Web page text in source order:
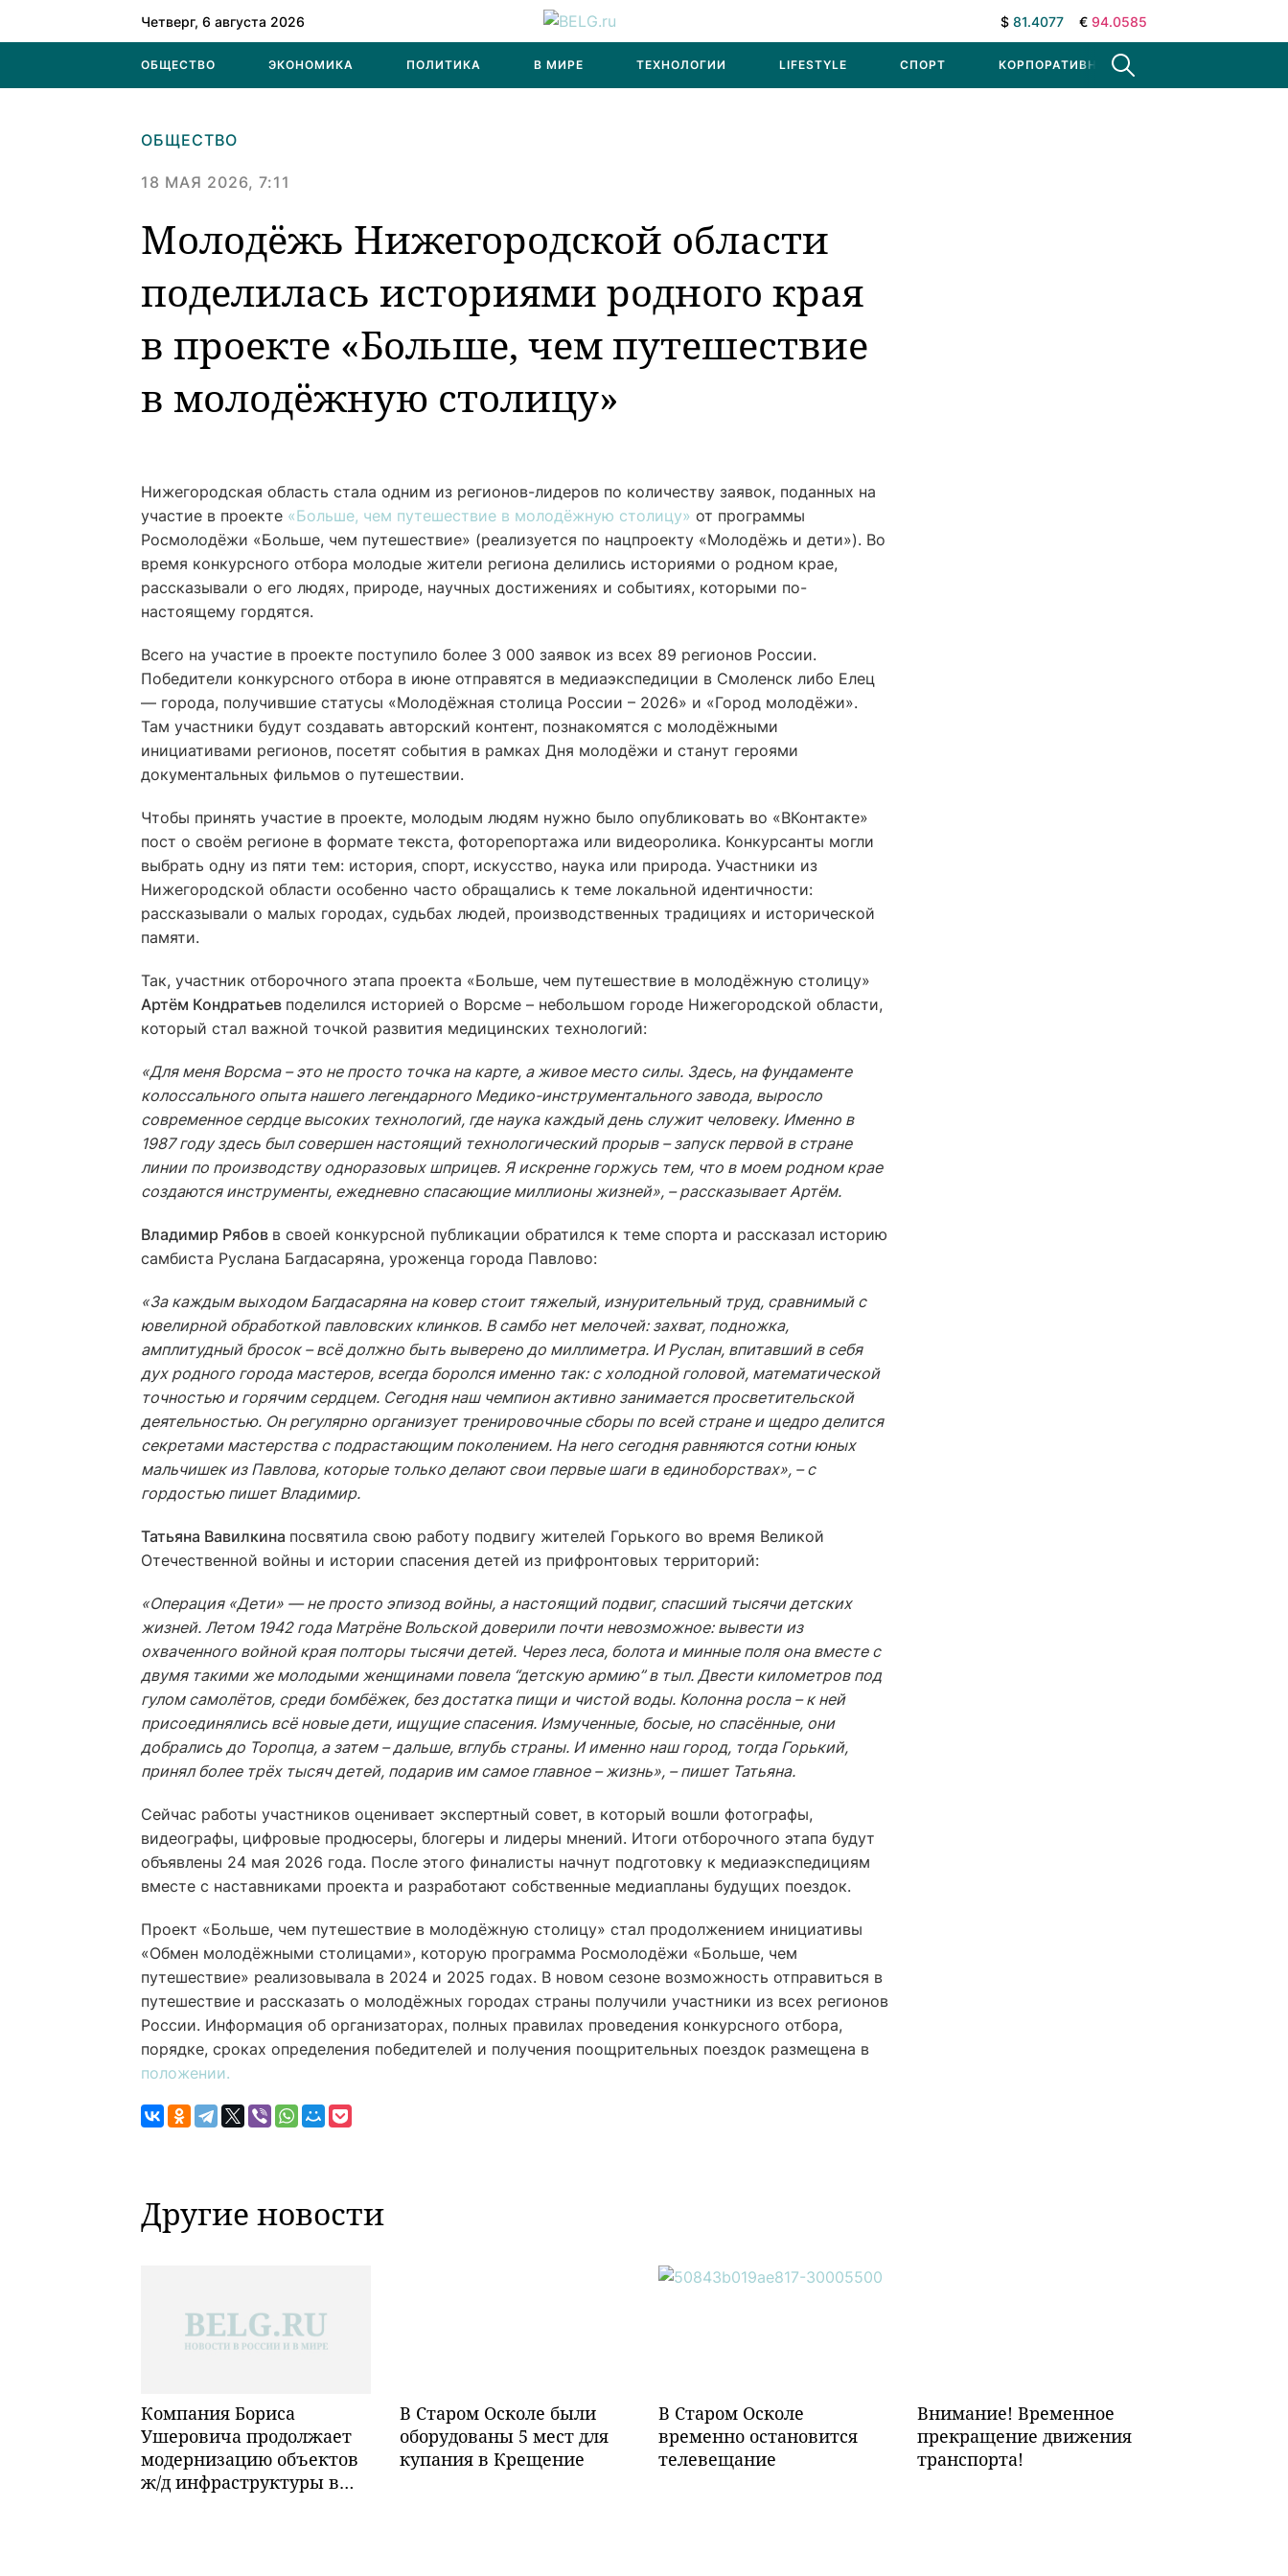
Четверг, 6 августа 2026 $ 81.4077 € 94.0585
ОБЩЕСТВО ЭКОНОМИКА ПОЛИТИКА В МИРЕ ТЕХНОЛОГИИ LIFESTYLE СПОРТ КОРПОРАТИВНЫЕ НОВОСТИ
ОБЩЕСТВО
18 МАЯ 2026, 7:11
Молодёжь Нижегородской области
поделилась историями родного края
в проекте «Больше, чем путешествие
в молодёжную столицу»
Нижегородская область стала одним из регионов-лидеров по количеству заявок, поданных на
участие в проекте «Больше, чем путешествие в молодёжную столицу» от программы
Росмолодёжи «Больше, чем путешествие» (реализуется по нацпроекту «Молодёжь и дети»). Во
время конкурсного отбора молодые жители региона делились историями о родном крае,
рассказывали о его людях, природе, научных достижениях и событиях, которыми по-
настоящему гордятся.
Всего на участие в проекте поступило более 3 000 заявок из всех 89 регионов России.
Победители конкурсного отбора в июне отправятся в медиаэкспедиции в Смоленск либо Елец
— города, получившие статусы «Молодёжная столица России – 2026» и «Город молодёжи».
Там участники будут создавать авторский контент, познакомятся с молодёжными
инициативами регионов, посетят события в рамках Дня молодёжи и станут героями
документальных фильмов о путешествии.
Чтобы принять участие в проекте, молодым людям нужно было опубликовать во «ВКонтакте»
пост о своём регионе в формате текста, фоторепортажа или видеоролика. Конкурсанты могли
выбрать одну из пяти тем: история, спорт, искусство, наука или природа. Участники из
Нижегородской области особенно часто обращались к теме локальной идентичности:
рассказывали о малых городах, судьбах людей, производственных традициях и исторической
памяти.
Так, участник отборочного этапа проекта «Больше, чем путешествие в молодёжную столицу»
Артём Кондратьев поделился историей о Ворсме – небольшом городе Нижегородской области,
который стал важной точкой развития медицинских технологий:
«Для меня Ворсма – это не просто точка на карте, а живое место силы. Здесь, на фундаменте
колоссального опыта нашего легендарного Медико-инструментального завода, выросло
современное сердце высоких технологий, где наука каждый день служит человеку. Именно в
1987 году здесь был совершен настоящий технологический прорыв – запуск первой в стране
линии по производству одноразовых шприцев. Я искренне горжусь тем, что в моем родном крае
создаются инструменты, ежедневно спасающие миллионы жизней», – рассказывает Артём.
Владимир Рябов в своей конкурсной публикации обратился к теме спорта и рассказал историю
самбиста Руслана Багдасаряна, уроженца города Павлово:
«За каждым выходом Багдасаряна на ковер стоит тяжелый, изнурительный труд, сравнимый с
ювелирной обработкой павловских клинков. В самбо нет мелочей: захват, подножка,
амплитудный бросок – всё должно быть выверено до миллиметра. И Руслан, впитавший в себя
дух родного города мастеров, всегда боролся именно так: с холодной головой, математической
точностью и горячим сердцем. Сегодня наш чемпион активно занимается просветительской
деятельностью. Он регулярно организует тренировочные сборы по всей стране и щедро делится
секретами мастерства с подрастающим поколением. На него сегодня равняются сотни юных
мальчишек из Павлова, которые только делают свои первые шаги в единоборствах», – с
гордостью пишет Владимир.
Татьяна Вавилкина посвятила свою работу подвигу жителей Горького во время Великой
Отечественной войны и истории спасения детей из прифронтовых территорий:
«Операция «Дети» — не просто эпизод войны, а настоящий подвиг, спасший тысячи детских
жизней. Летом 1942 года Матрёне Вольской доверили почти невозможное: вывести из
охваченного войной края полторы тысячи детей. Через леса, болота и минные поля она вместе с
двумя такими же молодыми женщинами повела “детскую армию” в тыл. Двести километров под
гулом самолётов, среди бомбёжек, без достатка пищи и чистой воды. Колонна росла – к ней
присоединялись всё новые дети, ищущие спасения. Измученные, босые, но спасённые, они
добрались до Торопца, а затем – дальше, вглубь страны. И именно наш город, тогда Горький,
принял более трёх тысяч детей, подарив им самое главное – жизнь», – пишет Татьяна.
Сейчас работы участников оценивает экспертный совет, в который вошли фотографы,
видеографы, цифровые продюсеры, блогеры и лидеры мнений. Итоги отборочного этапа будут
объявлены 24 мая 2026 года. После этого финалисты начнут подготовку к медиаэкспедициям
вместе с наставниками проекта и разработают собственные медиапланы будущих поездок.
Проект «Больше, чем путешествие в молодёжную столицу» стал продолжением инициативы
«Обмен молодёжными столицами», которую программа Росмолодёжи «Больше, чем
путешествие» реализовывала в 2024 и 2025 годах. В новом сезоне возможность отправиться в
путешествие и рассказать о молодёжных городах страны получили участники из всех регионов
России. Информация об организаторах, полных правилах проведения конкурсного отбора,
порядке, сроках определения победителей и получения поощрительных поездок размещена в
положении.
Другие новости
Компания Бориса
Ушеровича продолжает
модернизацию объектов
ж/д инфраструктуры в
В Старом Осколе были
оборудованы 5 мест для
купания в Крещение
В Старом Осколе
временно остановится
телевещание
Внимание! Временное
прекращение движения
транспорта!